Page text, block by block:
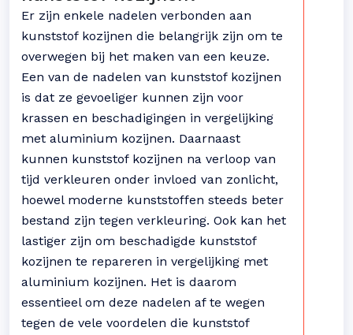
Er zijn enkele nadelen verbonden aan
kunststof kozijnen die belangrijk zijn om te
overwegen bij het maken van een keuze.
Een van de nadelen van kunststof kozijnen
is dat ze gevoeliger kunnen zijn voor
krassen en beschadigingen in vergelijking
met aluminium kozijnen. Daarnaast
kunnen kunststof kozijnen na verloop van
tijd verkleuren onder invloed van zonlicht,
hoewel moderne kunststoffen steeds beter
bestand zijn tegen verkleuring. Ook kan het
lastiger zijn om beschadigde kunststof
kozijnen te repareren in vergelijking met
aluminium kozijnen. Het is daarom
essentieel om deze nadelen af te wegen
tegen de vele voordelen die kunststof